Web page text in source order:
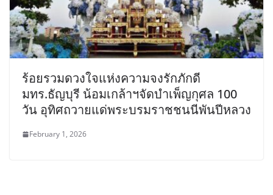
ร้อยรวมดวงใจแห่งความจงรักภักดี
มทร.ธัญบุรี น้อมเกล้าฯจัดบำเพ็ญกุศล 100
วัน อุทิศถวายแด่พระบรมราชชนนีพันปีหลวง
February 1, 2026